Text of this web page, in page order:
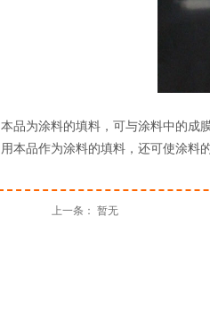
本品为涂料的填料，可与涂料中的成
用本品作为涂料的填料，还可使涂料
上一条： 暂无